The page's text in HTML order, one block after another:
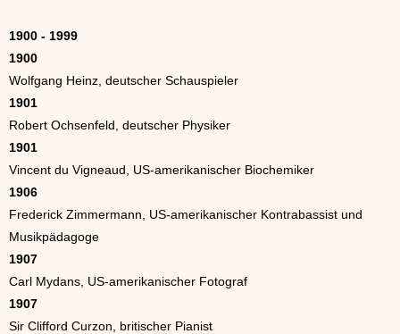
1900 - 1999
1900
Wolfgang Heinz, deutscher Schauspieler
1901
Robert Ochsenfeld, deutscher Physiker
1901
Vincent du Vigneaud, US-amerikanischer Biochemiker
1906
Frederick Zimmermann, US-amerikanischer Kontrabassist und
Musikpädagoge
1907
Carl Mydans, US-amerikanischer Fotograf
1907
Sir Clifford Curzon, britischer Pianist